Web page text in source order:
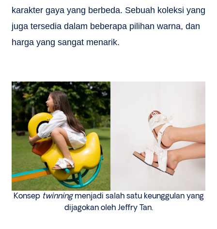
karakter gaya yang berbeda. Sebuah koleksi yang
juga tersedia dalam beberapa pilihan warna, dan
harga yang sangat menarik.
Konsep twinningmenjadi salah satu keunggulan yang
dijagokan oleh Jeffry Tan.